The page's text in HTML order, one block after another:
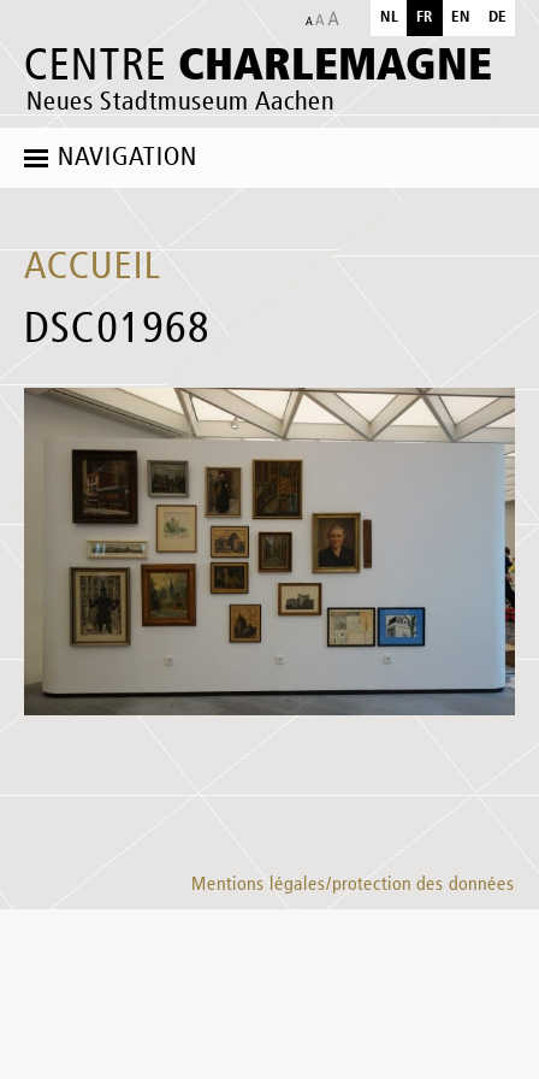
CENTRE CHARLEMAGNE
Neues Stadtmuseum Aachen
NL FR EN DE
NAVIGATION
ACCUEIL
DSC01968
Mentions légales/protection des données